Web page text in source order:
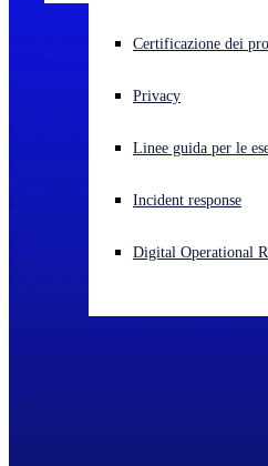
Cyberattacco in corso? Ottieni
Open language switcher
Certificazione dei
Privacy
Linee guida per le
Incident response
Digital Operational